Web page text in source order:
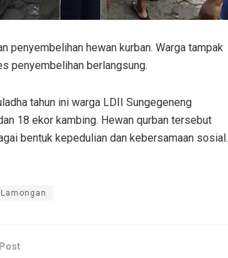
penyembelihan hewan kurban. Warga tampak
penyembelihan berlangsung.
tahun ini warga LDII Sungegeneng
18 ekor kambing. Hewan qurban tersebut
bentuk kepedulian dan kebersamaan sosial.